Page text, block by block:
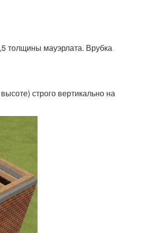
толщины мауэрлата. Врубка
строго вертикально на